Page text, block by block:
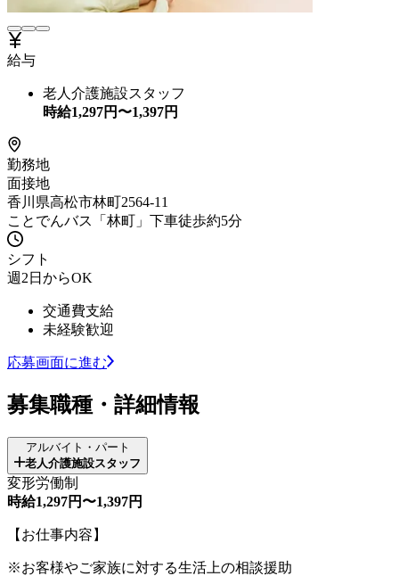
給与
老人介護施設スタッフ
時給1,297円〜1,397円
勤務地
面接地
香川県高松市林町2564-11
ことでんバス「林町」下車徒歩約5分
シフト
週2日からOK
交通費支給
未経験歓迎
応募画面に進む
募集職種・詳細情報
アルバイト・パート
老人介護施設スタッフ
変形労働制
時給1,297円〜1,397円
【お仕事内容】
※お客様やご家族に対する生活上の相談援助